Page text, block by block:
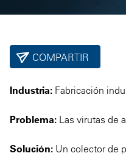
COMPARTIR
Industria: Fabricación
Problema: Las virutas de
Solución: Un colector de